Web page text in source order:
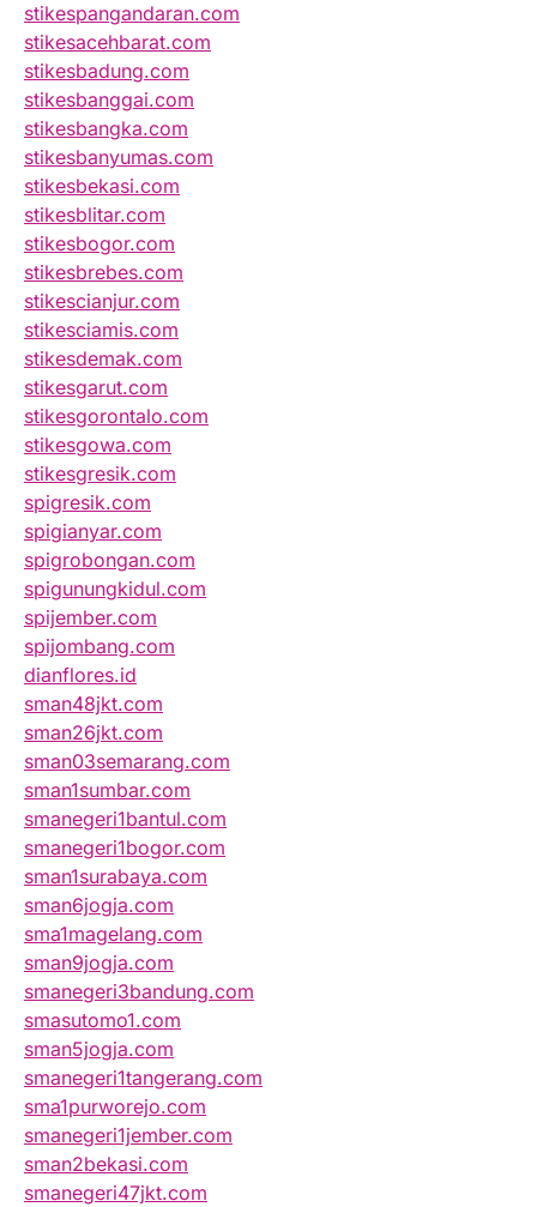
stikespangandaran.com
stikesacehbarat.com
stikesbadung.com
stikesbanggai.com
stikesbangka.com
stikesbanyumas.com
stikesbekasi.com
stikesblitar.com
stikesbogor.com
stikesbrebes.com
stikescianjur.com
stikesciamis.com
stikesdemak.com
stikesgarut.com
stikesgorontalo.com
stikesgowa.com
stikesgresik.com
spigresik.com
spigianyar.com
spigrobongan.com
spigunungkidul.com
spijember.com
spijombang.com
dianflores.id
sman48jkt.com
sman26jkt.com
sman03semarang.com
sman1sumbar.com
smanegeri1bantul.com
smanegeri1bogor.com
sman1surabaya.com
sman6jogja.com
sma1magelang.com
sman9jogja.com
smanegeri3bandung.com
smasutomo1.com
sman5jogja.com
smanegeri1tangerang.com
sma1purworejo.com
smanegeri1jember.com
sman2bekasi.com
smanegeri47jkt.com